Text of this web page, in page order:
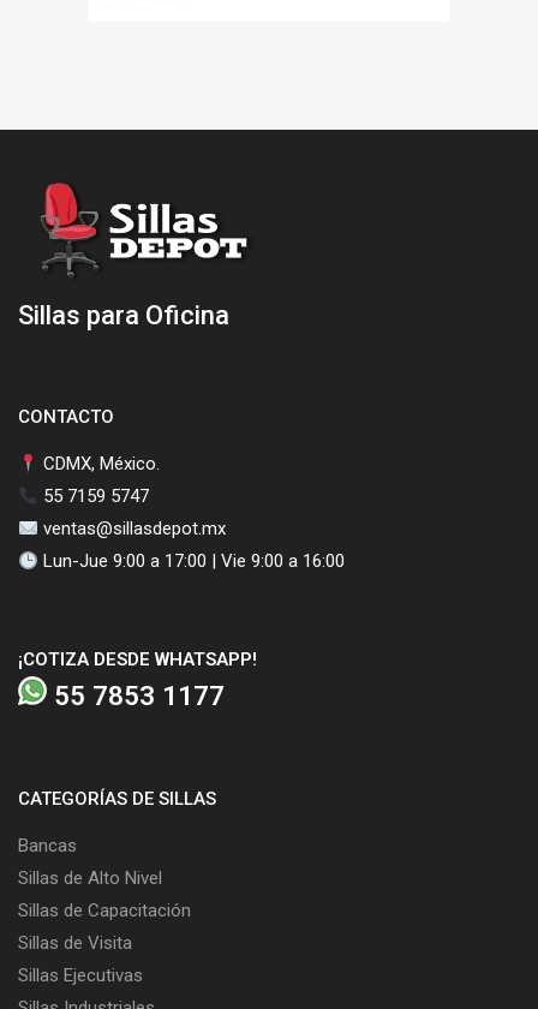
Sillas para Oficina
CONTACTO
CDMX, México.
55 7159 5747
ventas@sillasdepot.mx
Lun-Jue 9:00 a 17:00 | Vie 9:00 a 16:00
¡COTIZA DESDE WHATSAPP!
55 7853 1177
CATEGORÍAS DE SILLAS
Bancas
Sillas de Alto Nivel
Sillas de Capacitación
Sillas de Visita
Sillas Ejecutivas